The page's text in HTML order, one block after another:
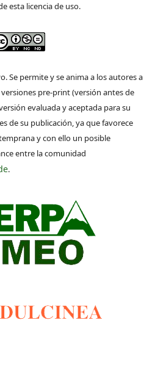
esta licencia de uso.
Se permite y se anima a los autores a
pre-print (versión antes de
evaluada y aceptada para su
de su publicación, ya que favorece
y con ello un posible
entre la comunidad
.